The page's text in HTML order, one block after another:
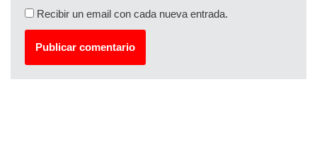
Recibir un email con cada nueva entrada.